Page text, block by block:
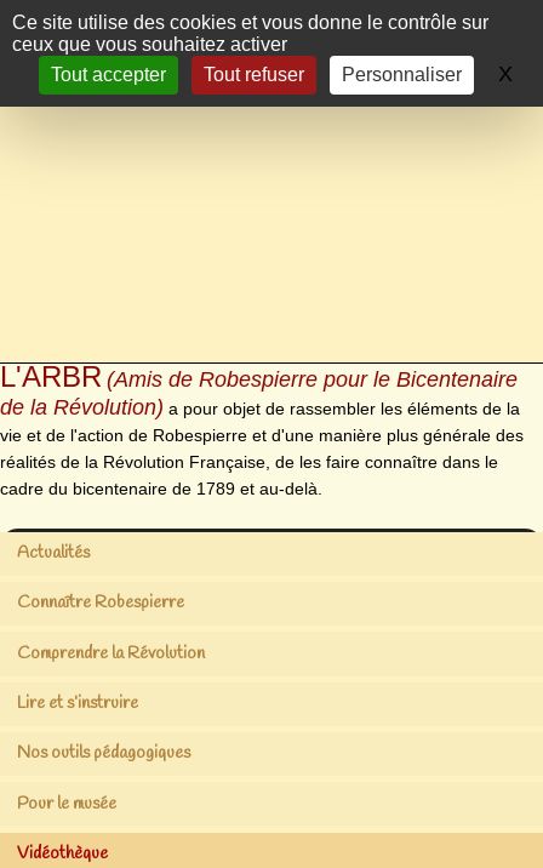
Panneau de gestion des cookies
Ce site utilise des cookies et vous donne le contrôle sur
ceux que vous souhaitez activer
Tout accepter
Tout refuser Personnaliser X
L'ARBR (Amis de Robespierre pour le Bicentenaire
de la Révolution) a pour objet de rassembler les éléments de la
vie et de l'action de Robespierre et d'une manière plus générale des
réalités de la Révolution Française, de les faire connaître dans le
cadre du bicentenaire de 1789 et au-delà.
Actualités
Connaître Robespierre
Comprendre la Révolution
Lire et s’instruire
Nos outils pédagogiques
Pour le musée
Vidéothèque